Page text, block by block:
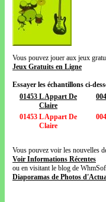
Vous pouvez jouer aux jeux
Jeux Gratuits en Ligne
Essayer les échantillons ci-
01453 L Appart De
Claire
01453 L Appart De
Claire
Vous pouvez voir les nouvelles
Voir Informations Récentes
ou en visitant le blog de
Diaporamas de Photos